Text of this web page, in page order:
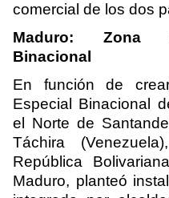
comercial de los dos
Maduro: Zona
Binacional
En función de
Especial Binacional
el Norte de
Táchira
República
Maduro, planteó